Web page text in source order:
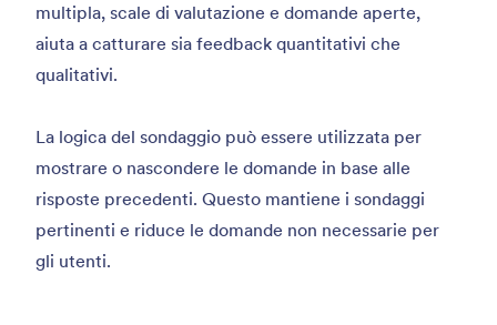
multipla, scale di valutazione e domande aperte,
aiuta a catturare sia feedback quantitativi che
qualitativi.
La logica del sondaggio può essere utilizzata per
mostrare o nascondere le domande in base alle
risposte precedenti. Questo mantiene i sondaggi
pertinenti e riduce le domande non necessarie per
gli utenti.